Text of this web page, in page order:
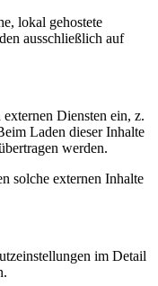
lokal gehostete
ausschließlich auf
Diensten ein, z.
Laden dieser Inhalte
werden.
solche externen Inhalte
im Detail